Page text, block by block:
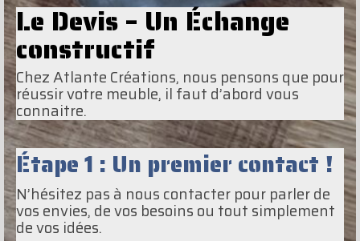
Le Devis – Un Échange
constructif
Chez Atlante Créations, nous pensons que pour
réussir votre meuble, il faut d’abord vous
connaitre.
Étape 1 : Un premier contact !
N’hésitez pas à nous contacter pour parler de
vos envies, de vos besoins ou tout simplement
de vos idées.